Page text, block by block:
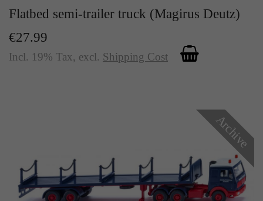
Flatbed semi-trailer truck (Magirus Deutz)
€27.99
Incl. 19% Tax, excl. Shipping Cost
Archive